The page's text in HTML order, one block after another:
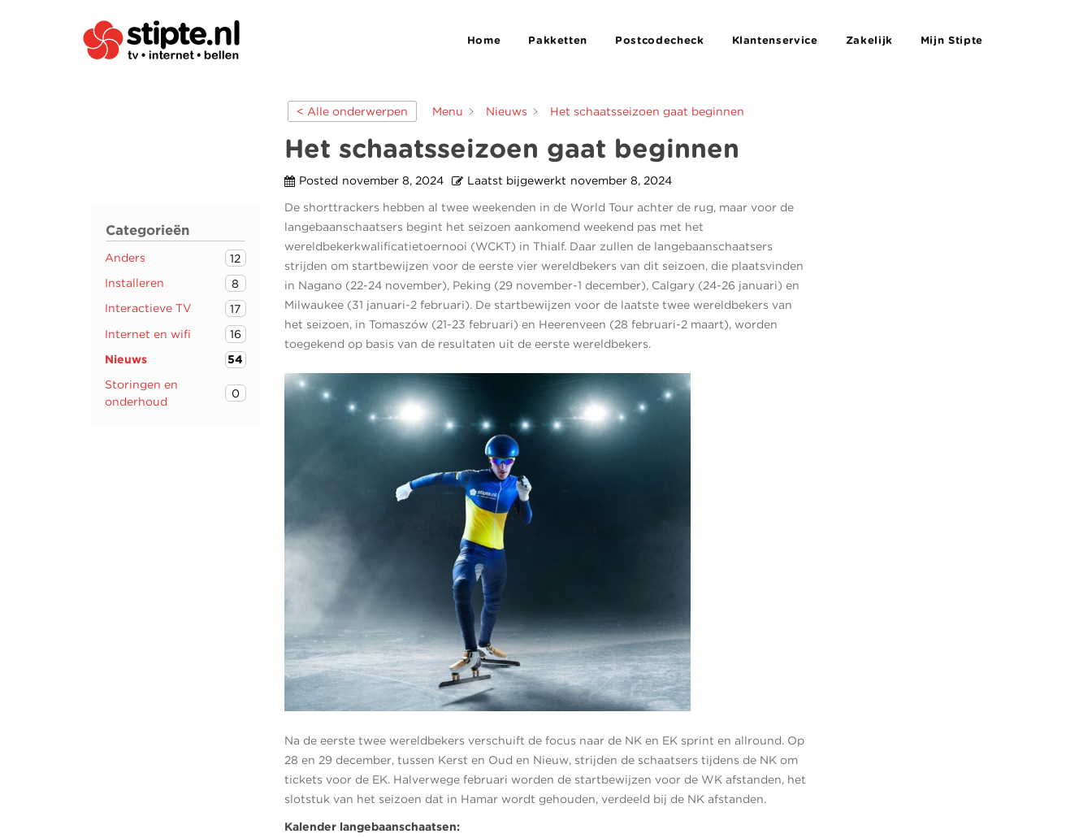
Home Pakketten Postcodecheck Klantenservice Zakelijk Mijn Stipte
Categorieën
Anders
12
Installeren
8
Interactieve TV
17
Internet en wifi
16
Nieuws
54
Storingen en
onderhoud
0
< Alle onderwerpen Menu Nieuws Het schaatsseizoen gaat beginnen
Het schaatsseizoen gaat beginnen
Posted november 8, 2024 Laatst bijgewerkt november 8, 2024
De shorttrackers hebben al twee weekenden in de World Tour achter de rug, maar voor de
langebaanschaatsers begint het seizoen aankomend weekend pas met het
wereldbekerkwalificatietoernooi (WCKT) in Thialf. Daar zullen de langebaanschaatsers
strijden om startbewijzen voor de eerste vier wereldbekers van dit seizoen, die plaatsvinden
in Nagano (22-24 november), Peking (29 november-1 december), Calgary (24-26 januari) en
Milwaukee (31 januari-2 februari). De startbewijzen voor de laatste twee wereldbekers van
het seizoen, in Tomaszów (21-23 februari) en Heerenveen (28 februari-2 maart), worden
toegekend op basis van de resultaten uit de eerste wereldbekers.
Na de eerste twee wereldbekers verschuift de focus naar de NK en EK sprint en allround. Op
28 en 29 december, tussen Kerst en Oud en Nieuw, strijden de schaatsers tijdens de NK om
tickets voor de EK. Halverwege februari worden de startbewijzen voor de WK afstanden, het
slotstuk van het seizoen dat in Hamar wordt gehouden, verdeeld bij de NK afstanden.
Kalender langebaanschaatsen: